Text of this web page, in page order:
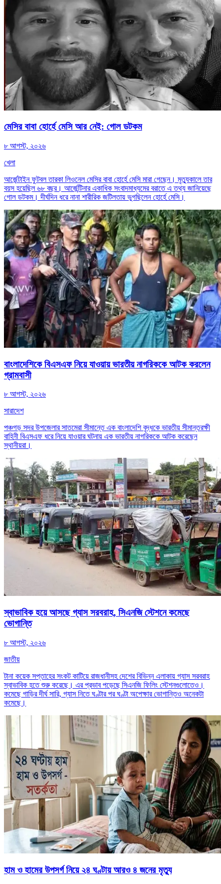
মেসির বাবা হোর্হে মেসি আর নেই: গোল ডটকম
৮ আগস্ট, ২০২৬
খেলা
আর্জেন্টাইন ফুটবল তারকা লিওনেল মেসির বাবা হোর্হে মেসি মারা গেছেন। মৃত্যুকালে তার
বয়স হয়েছিল ৬৮ বছর। আর্জেন্টিনার একাধিক সংবাদমাধ্যমের বরাতে এ তথ্য জানিয়েছে
গোল ডটকম। দীর্ঘদিন ধরে নানা শারীরিক জটিলতায় ভুগছিলেন হোর্হে মেসি।
বাংলাদেশিকে বিএসএফ নিয়ে যাওয়ায় ভারতীয় নাগরিককে আটক করলেন
গ্রামবাসী
৮ আগস্ট, ২০২৬
সারাদেশ
পঞ্চগড় সদর উপজেলার সাতমেরা সীমান্তে এক বাংলাদেশি বৃদ্ধকে ভারতীয় সীমান্তরক্ষী
বাহিনী বিএসএফ ধরে নিয়ে যাওয়ার ঘটনায় এক ভারতীয় নাগরিককে আটক করেছেন
স্থানীয়রা।
স্বাভাবিক হয়ে আসছে গ্যাস সরবরাহ, সিএনজি স্টেশনে কমেছে
ভোগান্তি
৮ আগস্ট, ২০২৬
জাতীয়
টানা কয়েক সপ্তাহের সংকট কাটিয়ে রাজধানীসহ দেশের বিভিন্ন এলাকায় গ্যাস সরবরাহ
স্বাভাবিক হতে শুরু করেছে। এর প্রভাব পড়েছে সিএনজি ফিলিং স্টেশনগুলোতেও।
কমেছে গাড়ির দীর্ঘ সারি, গ্যাস নিতে ঘণ্টার পর ঘণ্টা অপেক্ষার ভোগান্তিও অনেকটা
কমেছে।
হাম ও হামের উপসর্গ নিয়ে ২৪ ঘণ্টায় আরও ৪ জনের মৃত্যু